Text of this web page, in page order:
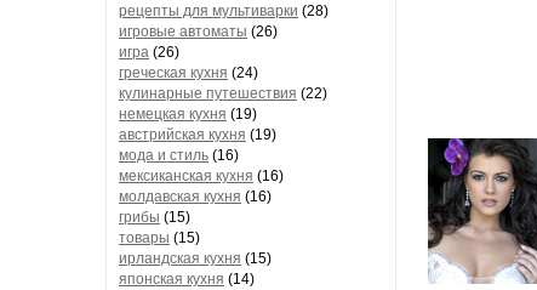
рецепты для мультиварки (28)
игровые автоматы (26)
игра (26)
греческая кухня (24)
кулинарные путешествия (22)
немецкая кухня (19)
австрийская кухня (19)
мода и стиль (16)
мексиканская кухня (16)
молдавская кухня (16)
грибы (15)
товары (15)
ирландская кухня (15)
японская кухня (14)